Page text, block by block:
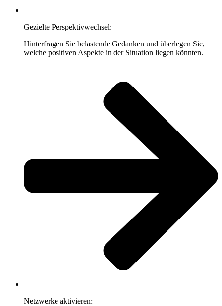
Gezielte Perspektivwechsel:
Hinterfragen Sie belastende Gedanken und überlegen Sie,
welche positiven Aspekte in der Situation liegen könnten.
Netzwerke aktivieren: